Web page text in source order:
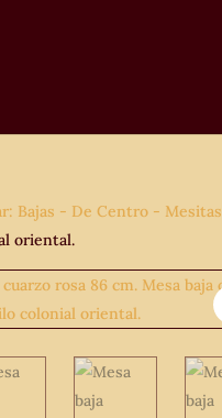
Bajas - De Centro - Mesitas
oriental.